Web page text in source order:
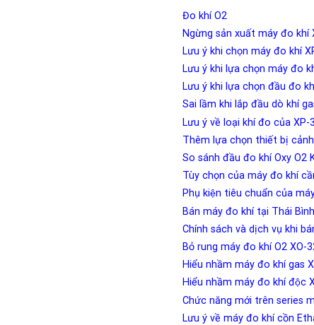
Đo khí O2
Ngừng sản xuất máy đo khí
Lưu ý khi chọn máy đo khí
Lưu ý khi lựa chọn máy đo
Lưu ý khi lựa chọn đầu đo
Sai lầm khi lắp đầu dò khí
Lưu ý về loại khí đo của XP-
Thêm lựa chọn thiết bị
So sánh đầu đo khí Oxy O2
Tùy chọn của máy đo khí
Phụ kiện tiêu chuẩn của
Bán máy đo khí tại Thái Bình
Chính sách và dịch vụ khi
Bỏ rung máy đo khí O2 XO-
Hiểu nhầm máy đo khí gas
Hiểu nhầm máy đo khí độc
Chức năng mới trên series
Lưu ý về máy đo khí cồn